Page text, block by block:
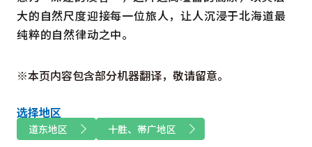
大的自然尺度迎接每一位旅人，让人沉浸于北海道最
纯粹的自然律动之中。
※本页内容包含部分机器翻译，敬请留意。
选择地区
道东地区 十胜、帯广地区